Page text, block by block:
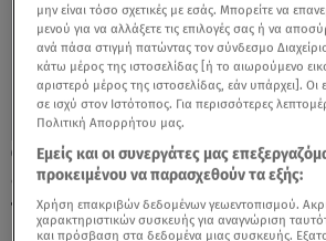
13.01.22, 16:36
«Ιστορία ενός σκύλου που τον
πιστό» του Λούις Σεπούλβεδα
μην είναι τόσο σχετικές με εσάς. Μπορείτε να
μενού για να αλλάξετε τις επιλογές σας ή να
ανά πάσα στιγμή πατώντας τον σύνδεσμο
κάτω μέρος της ιστοσελίδας [ή το αιωρούμενο
αριστερό μέρος της ιστοσελίδας, εάν υπάρχει]. Οι
σε ισχύ στον Ιστότοπος. Για περισσότερες
Πολιτική Απορρήτου μας.
Εμείς και οι συνεργάτες μας
προκειμένου να παρασχεθούν τα εξής:
Χρήση επακριβών δεδομένων γεωεντοπισμού.
χαρακτηριστικών συσκευής για αναγνώριση
και πρόσβαση στα δεδομένα μιας συσκευής.